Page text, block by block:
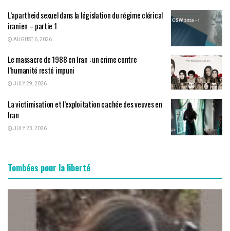
L’apartheid sexuel dans la législation du régime clérical
iranien – partie 1
AUGUST 6, 2026
Le massacre de 1988 en Iran : un crime contre
l’humanité resté impuni
JULY 29, 2026
La victimisation et l’exploitation cachée des veuves en
Iran
JULY 23, 2026
Tombées pour la liberté